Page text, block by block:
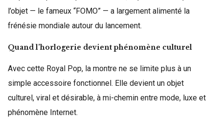
l’objet — le fameux “FOMO” — a largement alimenté la
frénésie mondiale autour du lancement.
Quand l’horlogerie devient phénomène culturel
Avec cette Royal Pop, la montre ne se limite plus à un
simple accessoire fonctionnel. Elle devient un objet
culturel, viral et désirable, à mi-chemin entre mode, luxe et
phénomène Internet.